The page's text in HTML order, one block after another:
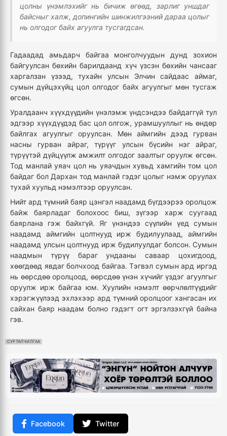
цолны үнэмлэхийг нь бичиж өгөөд, зарлиг уншдаг
байсныг халж, допингийн шинжилгээний дараа цолыг
нь олгодог байх агуулга тусгагдсан.
Гадаадад амьдарч байгаа монголчуудын дунд зохион
байгуулсан бөхийн барилдаанд хүч үзсэн бөхийн чансааг
харгалзан үзээд, тухайн улсын Элчин сайдаас аймаг,
сумын дүйцэхүйц цол олгодог байх агуулгыг мөн тусгаж
өгсөн.
Уралдаанч хүүхдүүдийн үнэлэмж үндсэндээ байдаггүй тул
эдгээр хүүхдүүдэд бас цол олгож, урамшууллыг нь өндөр
байлгах агуулгыг оруулсан. Мөн аймгийн дээд гурван
насны гурван айраг, түрүүг улсын бүсийн нэг айраг,
түрүүтэй дүйцүүлж амжилт олгодог заалтыг оруулж өгсөн.
Тод манлай уяач цол нь уяачдын хувьд хамгийн том цол
байдаг бол Дархан тод манлай гэдэг цолыг нэмж оруулах
тухай хуульд нэмэлтээр оруулсан.
Нийт ард түмний баяр цэнгэл наадамд бүгдээрээ оролцож
байж баярладаг болохоос биш, зүгээр харж суугаад
баярлана гэж байхгүй. Яг үнэндээ сүүлийн үед сумын
наадамд аймгийн цолтнууд ирж будилуулаад, аймгийн
наадамд улсын цолтнууд ирж будилуулдаг болсон. Сумын
наадмын түрүү бараг ундааны саваар цохигдоод,
хөөгдөөд явдаг болчхоод байгаа. Тэгвэл сумын ард иргэд
нь өөрсдөө оролцоод, өөрсдөө үнэн хүчийг үздэг агуулгыг
оруулж ирж байгаа юм. Хуулийн нэмэлт өөрчлөлтүүдийг
хэрэгжүүлээд эхлэхээр ард түмний оролцоог хангасан их
сайхан баяр наадам болно гэдэгт огт эргэлзэхгүй байна
гэв.
СУРТАЛЧИЛГАА
Facebook Twitter